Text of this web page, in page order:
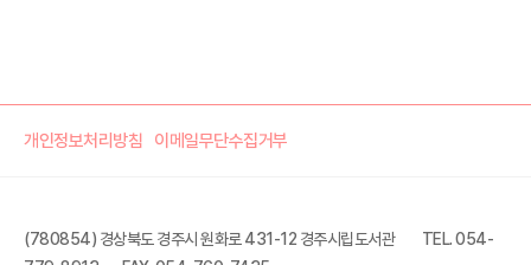
개인정보처리방침 이메일무단수집거부
(780854) 경상북도 경주시 원화로 431-12 경주시립도서관
TEL. 054-